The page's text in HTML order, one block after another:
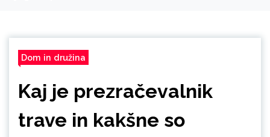
Dom in družina
Kaj je prezračevalnik
trave in kakšne so